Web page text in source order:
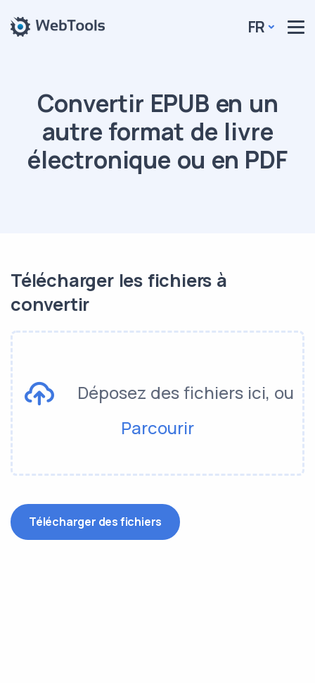
FR
Convertir EPUB en un
autre format de livre
électronique ou en PDF
Télécharger les fichiers à
convertir
Déposez des fichiers ici, ou
Parcourir